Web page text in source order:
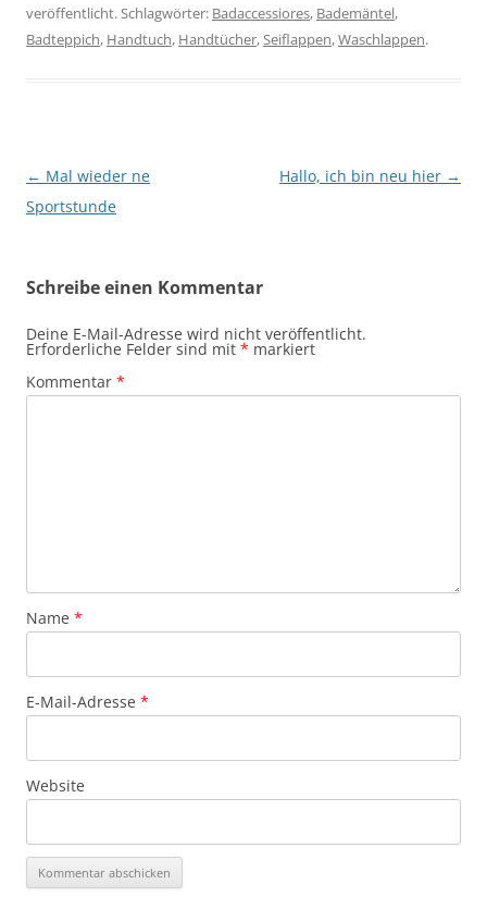
veröffentlicht. Schlagwörter: Badaccessiores, Bademäntel,
Badteppich, Handtuch, Handtücher,Seiflappen,Waschlappen.
Beitragsnavigation
← Mal wieder ne
Sportstunde
Hallo, ich bin neu hier →
Schreibe einen Kommentar
Deine E-Mail-Adresse wird nicht veröffentlicht.
Erforderliche Felder sind mit * markiert
Kommentar *
Name *
E-Mail-Adresse *
Website